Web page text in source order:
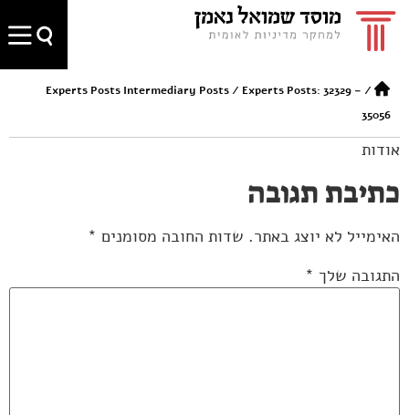
/
Experts Posts Intermediary Posts/ Experts Posts: 32329 –
35056
אודות
כתיבת תגובה
האימייל לא יוצג באתר. שדות החובה מסומנים *
התגובה שלך *